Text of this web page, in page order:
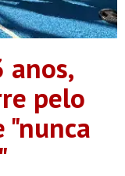
anos,
pelo
"nunca